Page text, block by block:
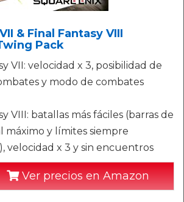
& Final Fantasy VIII
Pack
VII: velocidad x 3, posibilidad de
y modo de combates
VIII: batallas más fáciles (barras de
máximo y límites siempre
velocidad x 3 y sin encuentros
Ver precios en Amazon